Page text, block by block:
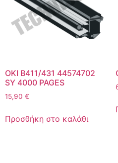
OKI B411/431 44574702
SY 4000 PAGES
15,90 €
Προσθήκη στο καλάθι